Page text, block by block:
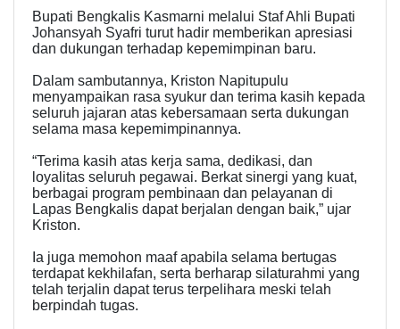
Bupati Bengkalis Kasmarni melalui Staf Ahli Bupati
Johansyah Syafri turut hadir memberikan apresiasi
dan dukungan terhadap kepemimpinan baru.
Dalam sambutannya, Kriston Napitupulu
menyampaikan rasa syukur dan terima kasih kepada
seluruh jajaran atas kebersamaan serta dukungan
selama masa kepemimpinannya.
“Terima kasih atas kerja sama, dedikasi, dan
loyalitas seluruh pegawai. Berkat sinergi yang kuat,
berbagai program pembinaan dan pelayanan di
Lapas Bengkalis dapat berjalan dengan baik,” ujar
Kriston.
Ia juga memohon maaf apabila selama bertugas
terdapat kekhilafan, serta berharap silaturahmi yang
telah terjalin dapat terus terpelihara meski telah
berpindah tugas.